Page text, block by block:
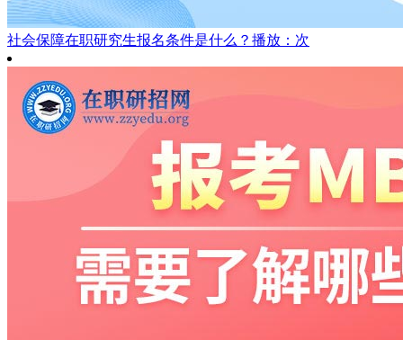
社会保障在职研究生报名条件是什么？ 播放：次